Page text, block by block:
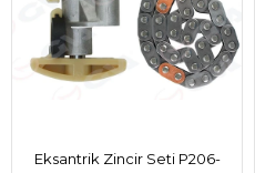
Eksantrik Zincir Seti P206-